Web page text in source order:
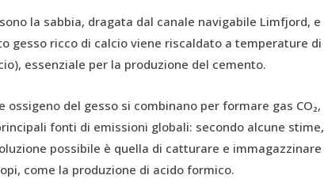
la sabbia, dragata dal canale navigabile Limfjord, e
gesso ricco di calcio viene riscaldato a temperature di
essenziale per la produzione del cemento.
del gesso si combinano per formare gas CO₂,
fonti di emissioni globali: secondo alcune stime,
possibile è quella di catturare e immagazzinare
come la produzione di acido formico.